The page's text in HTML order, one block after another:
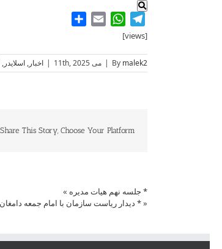
Telegram
WhatsApp
Email
[views]
By malek2
| می 11th, 2025 | اخبار, اسلایدر,
Share This Story, Choose Your Platform!
* جلسه نهم هیات مدیره »
«* دیدار ریاست سازمان با امام جمعه دامغان